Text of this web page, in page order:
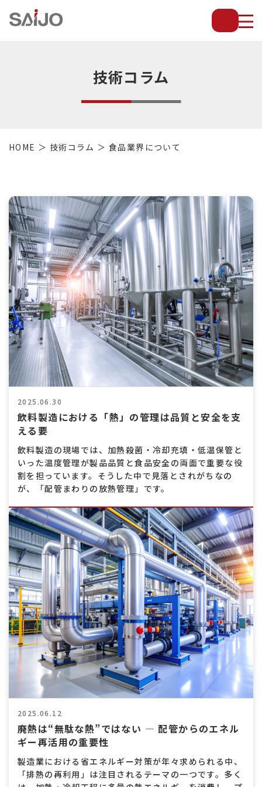
薄
放
型・
設
備
等
の
熱
交
換
効
率
向
上
技術コラム
HOME 技術コラム 食品業界について
2025.06.30
飲料製造における「熱」の管理は品質と安全を支
える要
飲料製造の現場では、加熱殺菌・冷却充填・低温保管と
いった温度管理が製品品質と食品安全の両面で重要な役
割を担っています。そうした中で見落とされがちなの
が、「配管まわりの放熱管理」です。
2025.06.12
廃熱は“無駄な熱”ではない ― 配管からのエネル
ギー再活用の重要性
製造業における省エネルギー対策が年々求められる中、
「排熱の再利用」は注目されるテーマの一つです。多く